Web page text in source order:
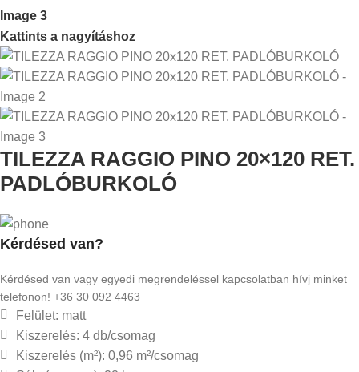
Kattints a nagyításhoz
TILEZZA RAGGIO PINO 20×120 RET.
PADLÓBURKOLÓ
Kérdésed van?
Kérdésed van vagy egyedi megrendeléssel kapcsolatban hívj minket
telefonon! +36 30 092 4463
Felület: matt
Kiszerelés: 4 db/csomag
Kiszerelés (m²): 0,96 m²/csomag